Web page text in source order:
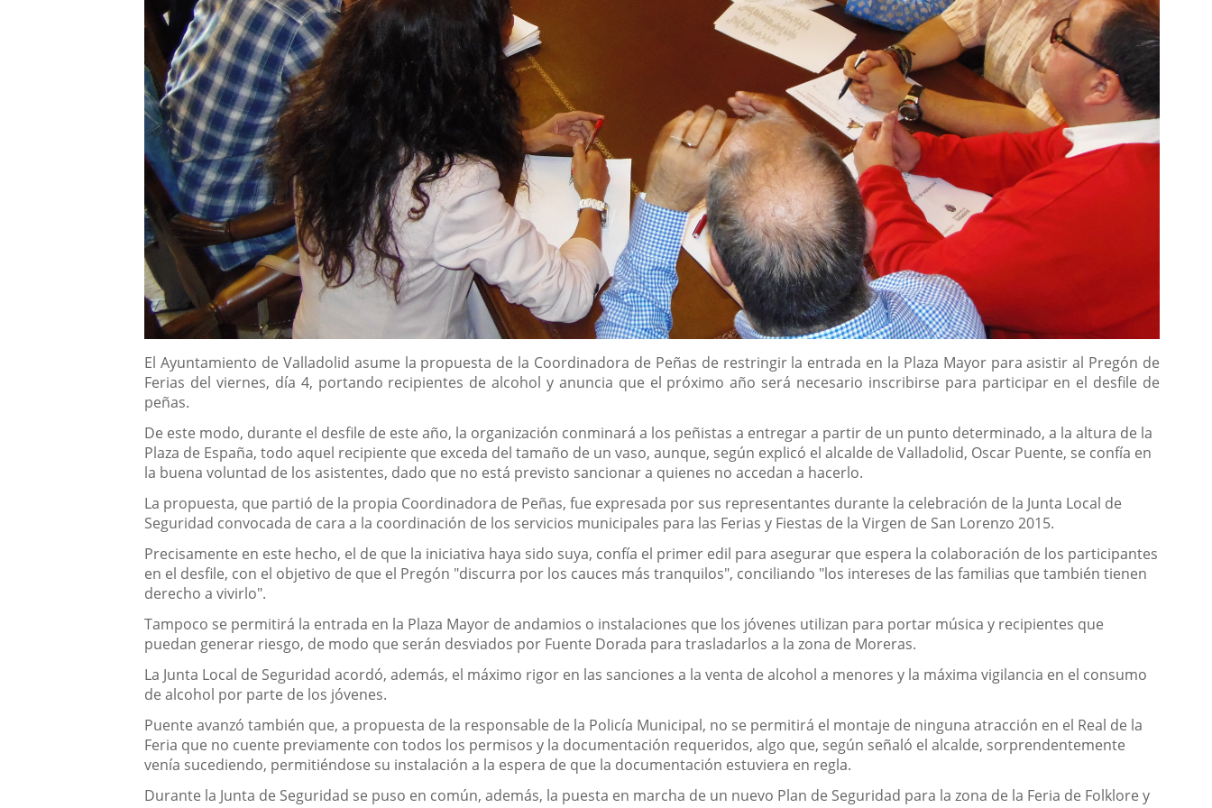
Descripción
El Ayuntamiento de Valladolid asume la propuesta de la Coordinadora de Peñas de restringir la entrada en la Plaza Mayor para asistir al Pregón de
Ferias del viernes, día 4, portando recipientes de alcohol y anuncia que el próximo año será necesario inscribirse para participar en el desfile de
peñas.
De este modo, durante el desfile de este año, la organización conminará a los peñistas a entregar a partir de un punto determinado, a la altura de la
Plaza de España, todo aquel recipiente que exceda del tamaño de un vaso, aunque, según explicó el alcalde de Valladolid, Oscar Puente, se confía en
la buena voluntad de los asistentes, dado que no está previsto sancionar a quienes no accedan a hacerlo.
La propuesta, que partió de la propia Coordinadora de Peñas, fue expresada por sus representantes durante la celebración de la Junta Local de
Seguridad convocada de cara a la coordinación de los servicios municipales para las Ferias y Fiestas de la Virgen de San Lorenzo 2015.
Precisamente en este hecho, el de que la iniciativa haya sido suya, confía el primer edil para asegurar que espera la colaboración de los participantes
en el desfile, con el objetivo de que el Pregón "discurra por los cauces más tranquilos", conciliando "los intereses de las familias que también tienen
derecho a vivirlo".
Tampoco se permitirá la entrada en la Plaza Mayor de andamios o instalaciones que los jóvenes utilizan para portar música y recipientes que
puedan generar riesgo, de modo que serán desviados por Fuente Dorada para trasladarlos a la zona de Moreras.
La Junta Local de Seguridad acordó, además, el máximo rigor en las sanciones a la venta de alcohol a menores y la máxima vigilancia en el consumo
de alcohol por parte de los jóvenes.
Puente avanzó también que, a propuesta de la responsable de la Policía Municipal, no se permitirá el montaje de ninguna atracción en el Real de la
Feria que no cuente previamente con todos los permisos y la documentación requeridos, algo que, según señaló el alcalde, sorprendentemente
venía sucediendo, permitiéndose su instalación a la espera de que la documentación estuviera en regla.
Durante la Junta de Seguridad se puso en común, además, la puesta en marcha de un nuevo Plan de Seguridad para la zona de la Feria de Folklore y